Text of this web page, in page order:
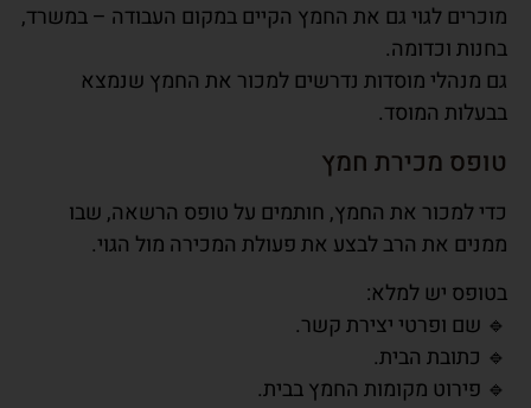
מוכרים לגוי גם את החמץ הקיים במקום העבודה – במשרד,
בחנות וכדומה.
גם מנהלי מוסדות נדרשים למכור את החמץ שנמצא
בבעלות המוסד.
טופס מכירת חמץ
כדי למכור את החמץ, חותמים על טופס הרשאה, שבו
ממנים את הרב לבצע את פעולת המכירה מול הגוי.
בטופס יש למלא:
🔹 שם ופרטי יצירת קשר.
🔹 כתובת הבית.
🔹 פירוט מקומות החמץ בבית.